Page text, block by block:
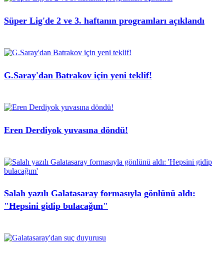
Süper Lig'de 2 ve 3. haftanın programları açıklandı
G.Saray'dan Batrakov için yeni teklif!
Eren Derdiyok yuvasına döndü!
Salah yazılı Galatasaray formasıyla gönlünü aldı:
"Hepsini gidip bulacağım"